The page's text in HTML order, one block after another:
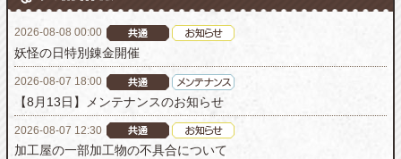
2026-08-08 00:00
妖怪の日特別錬金開催
2026-08-07 18:00
【8月13日】メンテナンスのお知らせ
2026-08-07 12:30
加工屋の一部加工物の不具合について